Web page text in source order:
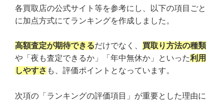
各買取店の公式サイト等を参考にし、以下の項目ごと
に加点方式にてランキングを作成しました。
高額査定が期待できるだけでなく、 買取り方法の種類
や「夜も査定できるか」「年中無休か」といった利用
しやすさ も、評価ポイントとなっています。
次項の「ランキングの評価項目」が重要とした理由に